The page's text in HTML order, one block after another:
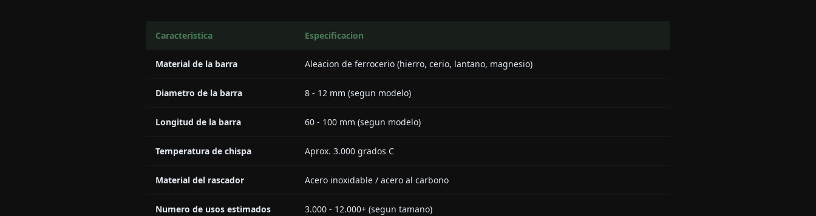
Caracteristica Especificacion
Material de la barra Aleacion de ferrocerio (hierro, cerio, lantano, magnesio)
Diametro de la barra 8 - 12 mm (segun modelo)
Longitud de la barra 60 - 100 mm (segun modelo)
Temperatura de chispa Aprox. 3.000 grados C
Material del rascador Acero inoxidable / acero al carbono
Numero de usos estimados 3.000 - 12.000+ (segun tamano)